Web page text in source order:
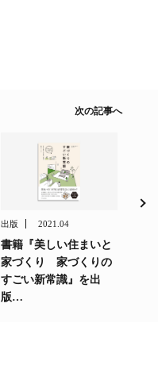
次の記事へ
出版 2021.04
書籍『美しい住まいと
家づくり 家づくりの
すごい新常識』を出
版…